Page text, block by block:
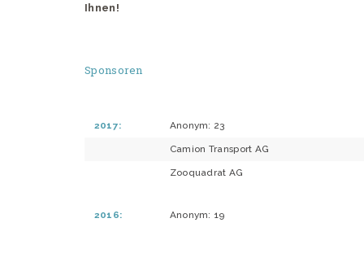
Ihnen!
Sponsoren
2017: Anonym: 23
Camion Transport AG
Zooquadrat AG
2016: Anonym: 19